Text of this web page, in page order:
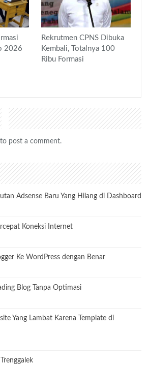
2026
Rekrutmen CPNS Dibuka
Kembali, Totalnya 100
Ribu Formasi
to post a comment.
Adsense Baru Yang Hilang di Dashboard
Koneksi Internet
Ke WordPress dengan Benar
Blog Tanpa Optimasi
Yang Lambat Karena Template di